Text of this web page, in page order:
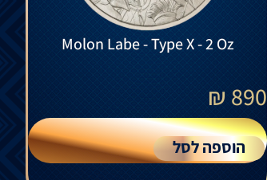
Molon Labe - Type X - 2 Oz
890
₪
הוספה לסל